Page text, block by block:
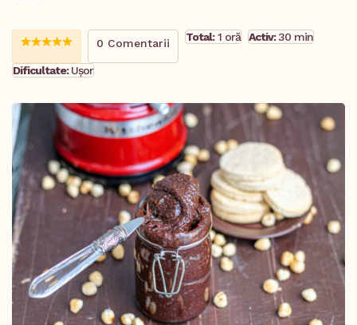
0 Comentarii Total:1 oră Activ:30 min
Dificultate:Ușor